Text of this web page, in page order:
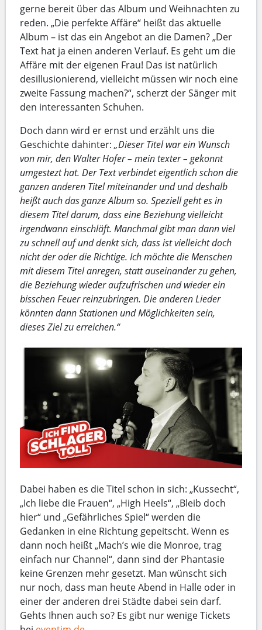
gerne bereit über das Album und Weihnachten zu
reden. „Die perfekte Affäre“ heißt das aktuelle
Album – ist das ein Angebot an die Damen? „Der
Text hat ja einen anderen Verlauf. Es geht um die
Affäre mit der eigenen Frau! Das ist natürlich
desillusionierend, vielleicht müssen wir noch eine
zweite Fassung machen?“, scherzt der Sänger mit
den interessanten Schuhen.
Doch dann wird er ernst und erzählt uns die
Geschichte dahinter: „Dieser Titel war ein Wunsch
von mir, den Walter Hofer – mein texter – gekonnt
umgestezt hat. Der Text verbindet eigentlich schon die
ganzen anderen Titel miteinander und und deshalb
heißt auch das ganze Album so. Speziell geht es in
diesem Titel darum, dass eine Beziehung vielleicht
irgendwann einschläft. Manchmal gibt man dann viel
zu schnell auf und denkt sich, dass ist vielleicht doch
nicht der oder die Richtige. Ich möchte die Menschen
mit diesem Titel anregen, statt auseinander zu gehen,
die Beziehung wieder aufzufrischen und wieder ein
bisschen Feuer reinzubringen. Die anderen Lieder
könnten dann Stationen und Möglichkeiten sein,
dieses Ziel zu erreichen.“
Dabei haben es die Titel schon in sich: „Kussecht“,
„Ich liebe die Frauen“, „High Heels“, „Bleib doch
hier“ und „Gefährliches Spiel“ werden die
Gedanken in eine Richtung gepeitscht. Wenn es
dann noch heißt „Mach’s wie die Monroe, trag
einfach nur Channel“, dann sind der Phantasie
keine Grenzen mehr gesetzt. Man wünscht sich
nur noch, dass man heute Abend in Halle oder in
einer der anderen drei Städte dabei sein darf.
Gehts Ihnen auch so? Es gibt nur wenige Tickets